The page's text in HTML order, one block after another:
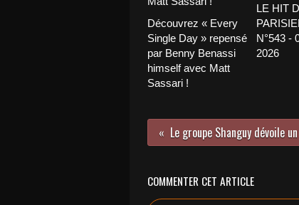
Découvrez « Every
Single Day » repensé
par Benny Benassi
himself avec Matt
Sassari !
LE HIT
N°543 -
2026
COMMENTER CET ARTICLE